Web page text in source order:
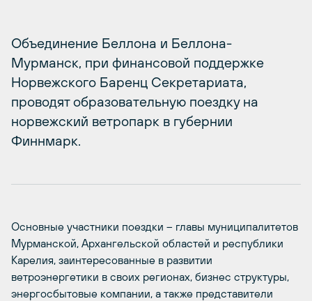
Объединение Беллона и Беллона-
Мурманск, при финансовой поддержке
Норвежского Баренц Секретариата,
проводят образовательную поездку на
норвежский ветропарк в губернии
Финнмарк.
Основные участники поездки – главы муниципалитетов
Мурманской, Архангельской областей и республики
Карелия, заинтересованные в развитии
ветроэнергетики в своих регионах, бизнес структуры,
энергосбытовые компании, а также представители